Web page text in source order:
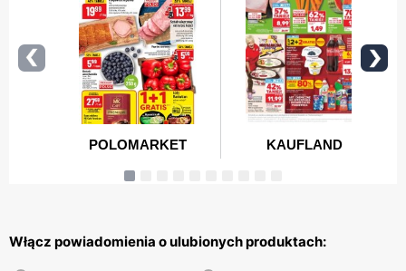
Włącz powiadomienia o ulubionych produktach: